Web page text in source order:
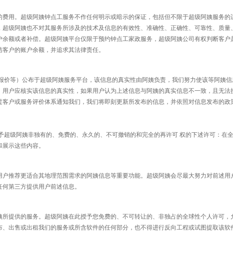
用。超级阿姨钟点工服务不作任何明示或暗示的保证，包括但不限于超级阿姨服务的
级阿姨也不对其服务所涉及的技术及信息的有效性、准确性、正确性、可靠性、质量
额或者补偿。超级阿姨平台仅限于预约钟点工家政服务，超级阿姨公司有权判断客户
户的账户余额，并追求其法律责任。
等）公布于超级阿姨服务平台，该信息的真实性由阿姨负责，我们努力使该等阿姨
户应核实该信息的真实性，如果用户认为上述信息与阿姨的真实信息不一致，且无法
户或服务评价体系通知我们，我们将即刻更新所发布的信息，并依照对信息发布的政
级阿姨非独有的、免费的、永久的、不可撤销的和完全的再许可 权的下述许可：在
示这些内容。
推荐更适合其地理范围需求的阿姨信息等重要功能。超级阿姨会尽最大努力对前述用
第三方提供用户前述信息。
提供的服务。超级阿姨在此授予您免费的、不可转让的、非独占的全球性个人许可，
出售或出租我们的服务或所含软件的任何部分，也不得进行反向工程或试图提取该软